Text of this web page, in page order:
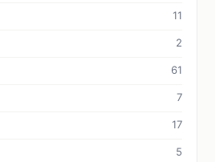
11
2
61
7
17
5